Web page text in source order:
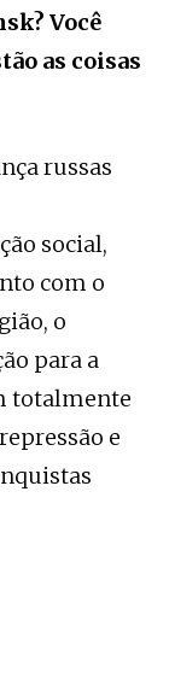
Você
as coisas
russas
social,
com o
o
para a
totalmente
e